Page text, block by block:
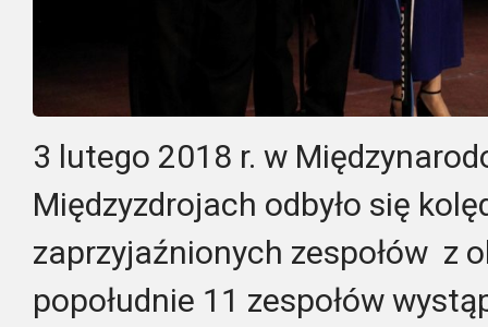
3 lutego 2018 r. w
Międzyzdrojach odbyło się
zaprzyjaźnionych zespołów z
popołudnie 11 zespołów